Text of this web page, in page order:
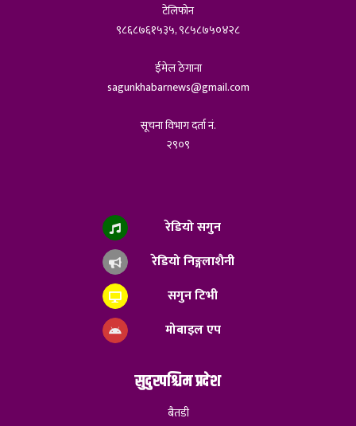
टेलिफोन
९८६८७६१५३५, ९८५८७५०४२८
ईमेल ठेगाना
sagunkhabarnews@gmail.com
सूचना विभाग दर्ता नं.
२९०९
रेडियो सगुन
रेडियो निङ्गलाशैनी
सगुन टिभी
मोबाइल एप
सुदुरपश्चिम प्रदेश
बैतडी